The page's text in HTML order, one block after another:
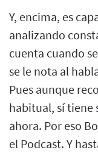
Y, encima, es
analizando
cuenta cuando
se le nota al
Pues aunque
habitual, sí tiene
ahora. Por eso
el Podcast. Y